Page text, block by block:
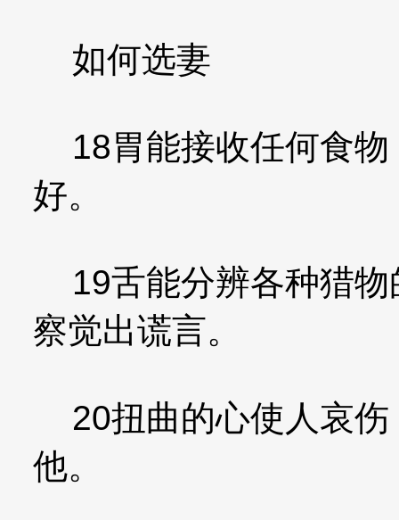
如何选妻
18胃能接收任何食物
好。
19舌能分辨各种猎物
察觉出谎言。
20扭曲的心使人哀伤
他。